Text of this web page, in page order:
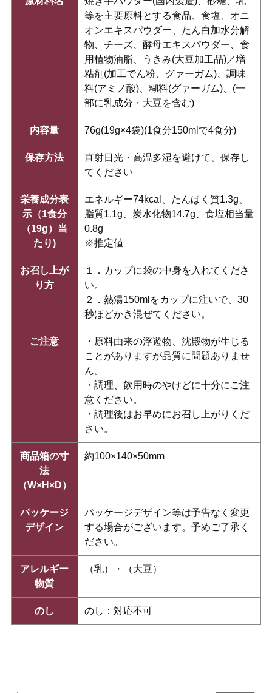
等を主要原料とする食品、食塩、オニ
オンエキスパウダー、たん白加水分解
物、チーズ、酵母エキスパウダー、食
用植物油脂、うきみ(大豆加工品)／増
粘剤(加工でん粉、グァーガム)、調味
料(アミノ酸)、糊料(グァーガム)、(一
部に乳成分・大豆を含む)
内容量 76g(19g×4袋)(1食分150mlで4食分)
保存方法
直射日光・高温多湿を避けて、保存し
てください
栄養成分表
示（1食分
（19g）当
たり)
エネルギー74kcal、たんぱく質1.3g、
脂質1.1g、炭水化物14.7g、食塩相当量
0.8g
※推定値
お召し上が
り方
１．カップに袋の中身を入れてくださ
い。
２．熱湯150mlをカップに注いで、30
秒ほどかき混ぜてください。
ご注意
・原料由来の浮遊物、沈殿物が生じる
ことがありますが品質に問題ありませ
ん。
・調理、飲用時のやけどに十分にご注
意ください。
・調理後はお早めにお召し上がりくだ
さい。
商品箱の寸
法
（W×H×D）
約100×140×50mm
パッケージ
デザイン
パッケージデザイン等は予告なく変更
する場合がございます。予めご了承く
ださい。
アレルギー
物質
（乳）・（大豆）
のし のし：対応不可